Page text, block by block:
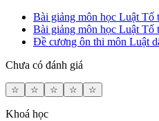
Bài giảng môn học Luật Tố
Bài giảng môn học Luật Tố
Đề cương ôn thi môn Luật
Chưa có đánh giá
☆ ☆ ☆ ☆ ☆
Khoá học